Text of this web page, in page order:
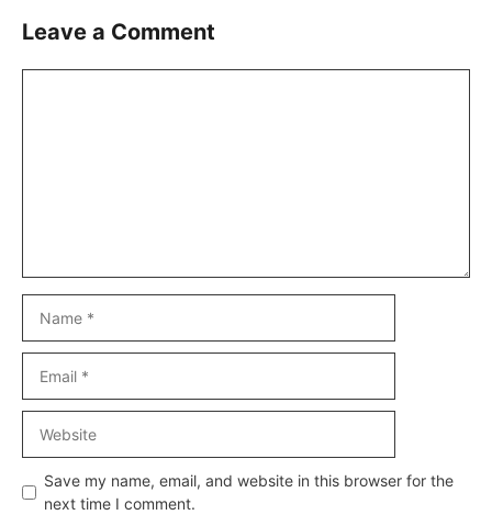
Leave a Comment
Save my name, email, and website in this browser for the
next time I comment.